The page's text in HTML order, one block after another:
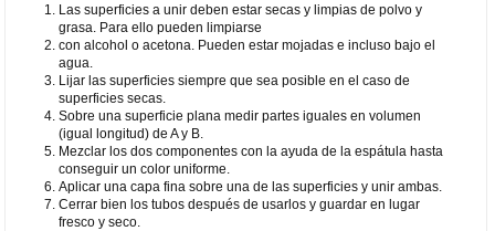
Las superficies a unir deben estar secas y limpias de polvo y
grasa. Para ello pueden limpiarse
con alcohol o acetona. Pueden estar mojadas e incluso bajo el
agua.
Lijar las superficies siempre que sea posible en el caso de
superficies secas.
Sobre una superficie plana medir partes iguales en volumen
(igual longitud) de A y B.
Mezclar los dos componentes con la ayuda de la espátula hasta
conseguir un color uniforme.
Aplicar una capa fina sobre una de las superficies y unir ambas.
Cerrar bien los tubos después de usarlos y guardar en lugar
fresco y seco.